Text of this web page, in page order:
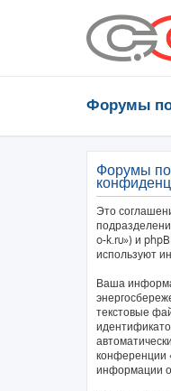
Форумы по
Форумы
Это
o-k.ru») и
используют
Ваша
текстовые
конференции
информации